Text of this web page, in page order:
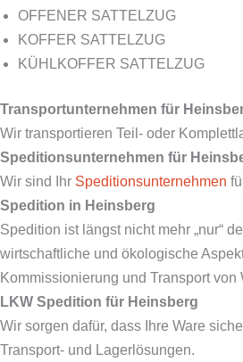
OFFENER SATTELZUG
KOFFER SATTELZUG
KÜHLKOFFER SATTELZUG
Transportunternehmen für
Wir transportieren Teil- oder
Speditionsunternehmen für
Wir sind Ihr Speditionsunternehmen
Spedition in Heinsberg
Spedition ist längst nicht mehr „nur“
wirtschaftliche und ökologische
Kommissionierung und Transport
LKW Spedition für Heinsberg
Wir sorgen dafür, dass Ihre Ware
Transport- und Lagerlösungen.